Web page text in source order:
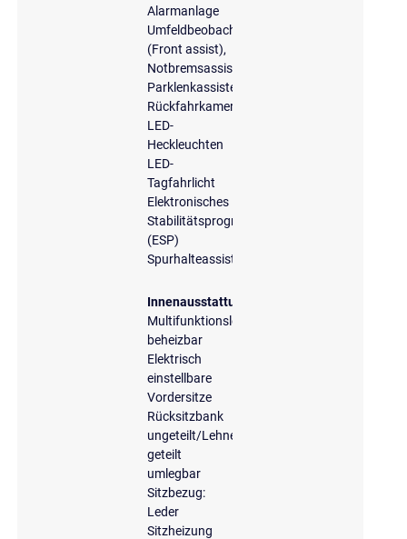
Alarmanlage
Umfeldbeobachtungssystem
(Front assist),
Notbremsassistent
Parklenkassistent
Rückfahrkamera
LED-
Heckleuchten
LED-
Tagfahrlicht
Elektronisches
Stabilitätsprogramm
(ESP)
Spurhalteassistent
Innenausstattung
Multifunktionslenkrad,
beheizbar
Elektrisch
einstellbare
Vordersitze
Rücksitzbank
ungeteilt/Lehne
geteilt
umlegbar
Sitzbezug:
Leder
Sitzheizung